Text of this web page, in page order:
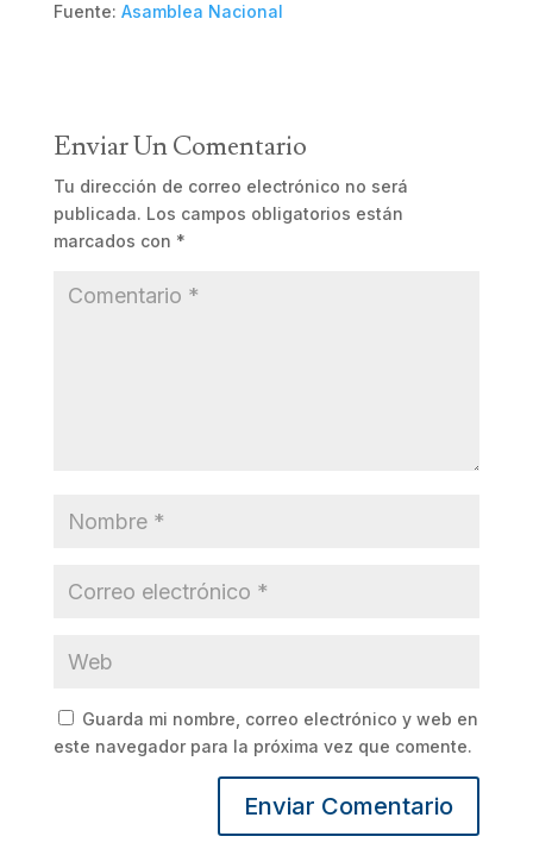
Fuente: Asamblea Nacional
Enviar Un Comentario
Tu dirección de correo electrónico no será
publicada. Los campos obligatorios están
marcados con *
Guarda mi nombre, correo electrónico y web en
este navegador para la próxima vez que comente.